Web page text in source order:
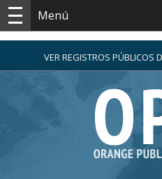
Menú
VER REGISTROS PÚBLICOS